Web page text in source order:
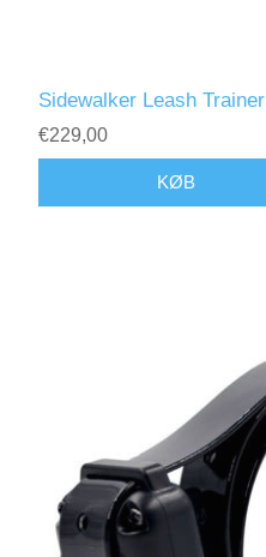
Sidewalker Leash Trainer
€229,00